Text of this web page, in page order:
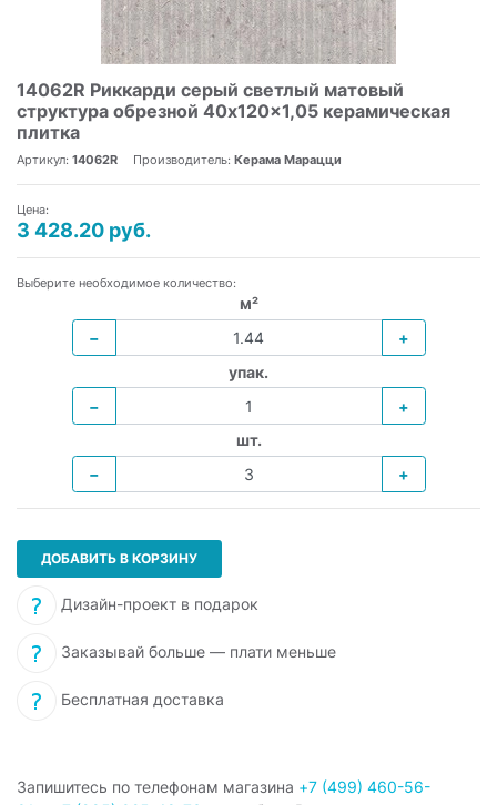
14062R Риккарди серый светлый матовый
структура обрезной 40x120x1,05 керамическая
плитка
Артикул: 14062R Производитель: Керама Марацци
Цена:
3 428.20 руб.
Выберите необходимое количество:
м²
−
+
упак.
−
+
шт.
−
+
ДОБАВИТЬ В КОРЗИНУ
Дизайн-проект в подарок
Заказывай больше — плати меньше
Бесплатная доставка
Запишитесь по телефонам магазина +7 (499) 460-56-